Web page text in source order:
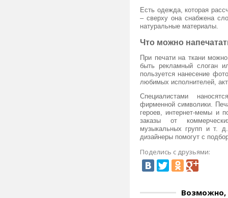
Есть одежда, которая
– сверху она снабжена
натуральные материалы.
Что можно
При печати на ткани
быть рекламный слоган
пользуется нанесение
любимых исполнителей,
Специалистами
фирменной символики.
героев, интернет-мемы и
заказы от
музыкальных групп и т.
дизайнеры помогут с
Поделись с друзьями:
Возможно,